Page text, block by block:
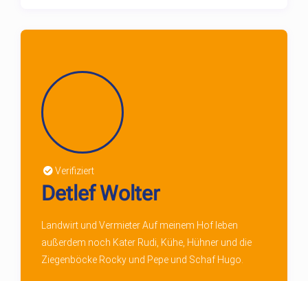
Verifiziert
Detlef Wolter
Landwirt und Vermieter Auf meinem Hof leben
außerdem noch Kater Rudi, Kühe, Hühner und die
Ziegenböcke Rocky und Pepe und Schaf Hugo.